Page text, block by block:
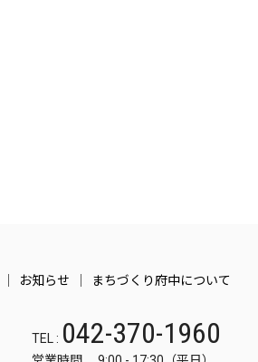
お知らせ まちづくり府中について
TEL : 042-370-1960